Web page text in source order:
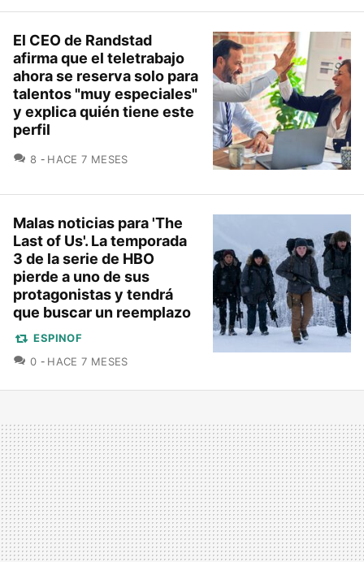
El CEO de Randstad
afirma que el teletrabajo
ahora se reserva solo para
talentos "muy especiales"
y explica quién tiene este
perfil
8 COMENTARIOS
HACE 7 MESES
Malas noticias para 'The
Last of Us'. La temporada
3 de la serie de HBO
pierde a uno de sus
protagonistas y tendrá
que buscar un reemplazo
ESPINOF
0 COMENTARIOS
HACE 7 MESES